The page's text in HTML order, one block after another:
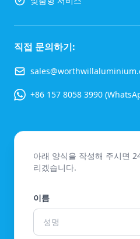
직접 문의하기:
+86 157 8058 3990
아래 양식을 작성해 주시면
리겠습니다.
이름